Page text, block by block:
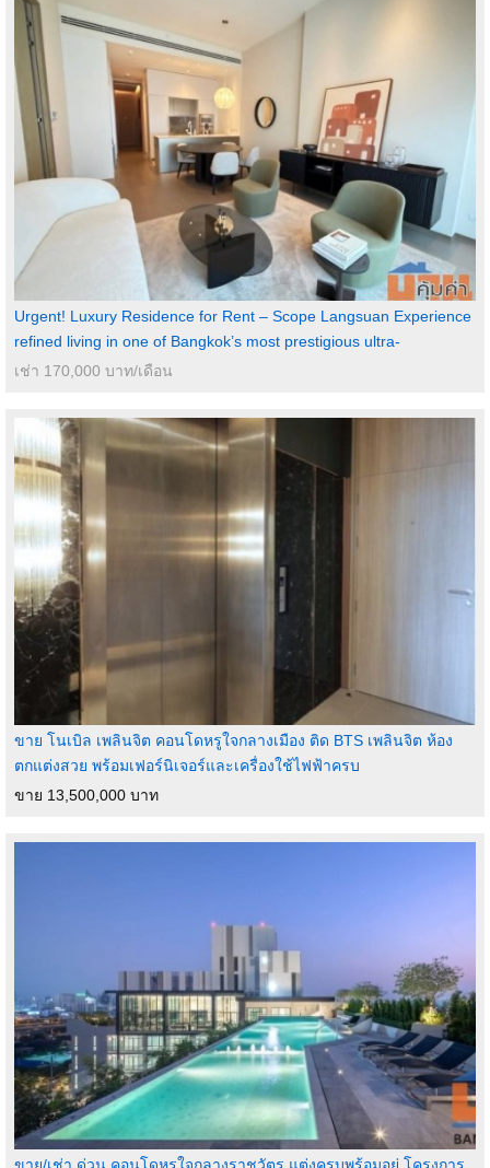
Urgent! Luxury Residence for Rent – Scope Langsuan Experience
refined living in one of Bangkok’s most prestigious ultra-
เช่า 170,000 บาท/เดือน
ขาย โนเบิล เพลินจิต คอนโดหรูใจกลางเมือง ติด BTS เพลินจิต ห้อง
ตกแต่งสวย พร้อมเฟอร์นิเจอร์และเครื่องใช้ไฟฟ้าครบ
ขาย 13,500,000 บาท